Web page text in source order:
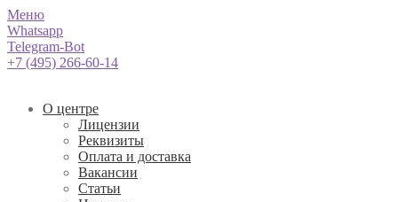
Меню
Whatsapp
Telegram-Bot
+7 (495) 266-60-14
О центре
Лицензии
Реквизиты
Оплата и доставка
Вакансии
Статьи